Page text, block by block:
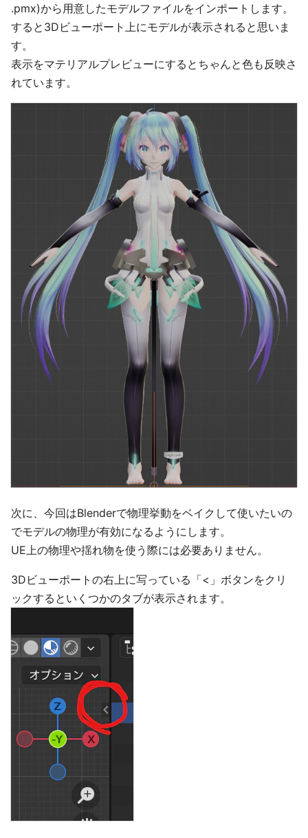
.pmx)から用意したモデルファイルをインポートします。
すると3Dビューポート上にモデルが表示されると思いま
す。
表示をマテリアルプレビューにするとちゃんと色も反映さ
れています。
次に、今回はBlenderで物理挙動をベイクして使いたいの
でモデルの物理が有効になるようにします。
UE上の物理や揺れ物を使う際には必要ありません。
3Dビューポートの右上に写っている「<」ボタンをクリ
ックするといくつかのタブが表示されます。